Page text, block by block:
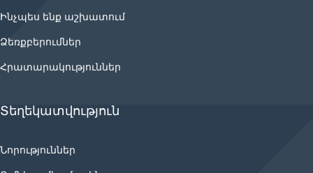
Ինչպես ենք աշխատում
Ձեռքբերումներ
Հրատարակություններ
Տեղեկատվություն
Նորություններ